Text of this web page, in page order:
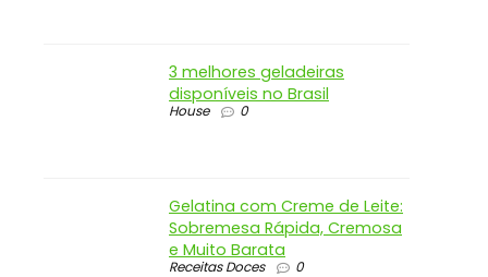
3 melhores geladeiras
disponíveis no Brasil
House 0
Gelatina com Creme de Leite:
Sobremesa Rápida, Cremosa
e Muito Barata
Receitas Doces 0